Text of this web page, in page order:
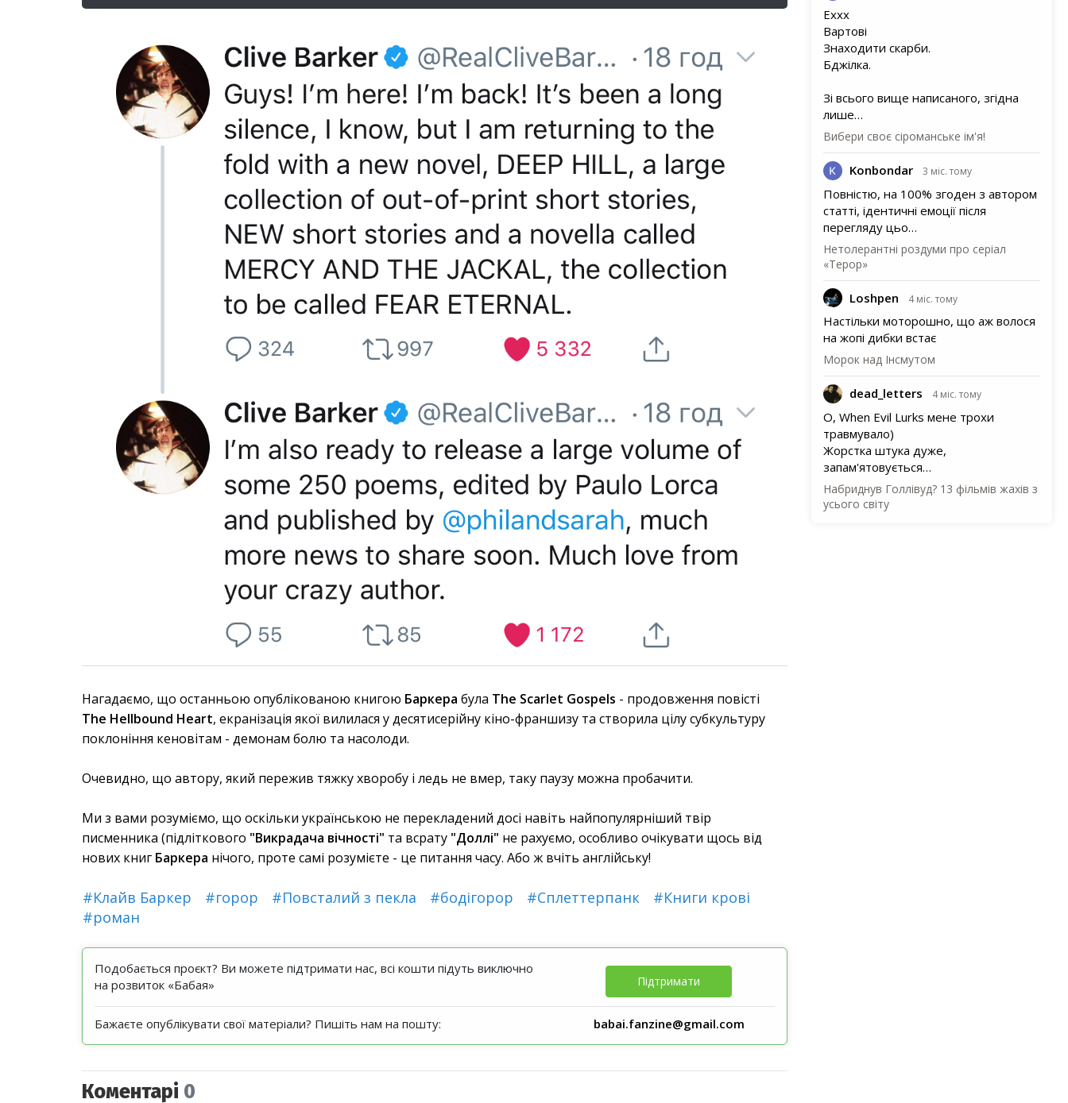
Нагадаємо, що останньою опублікованою книгою Баркера була The Scarlet Gospels - продовження повісті
The Hellbound Heart, екранізація якої вилилася у десятисерійну кіно-франшизу та створила цілу субкультуру
поклоніння кеновітам - демонам болю та насолоди.
Очевидно, що автору, який пережив тяжку хворобу і ледь не вмер, таку паузу можна пробачити.
Ми з вами розуміємо, що оскільки українською не перекладений досі навіть найпопулярніший твір
писменника (підліткового "Викрадача вічності" та всрату "Доллі" не рахуємо, особливо очікувати щось від
нових книг Баркера нічого, проте самі розумієте - це питання часу. Або ж вчіть англійську!
#Клайв Баркер #горор #Повсталий з пекла #бодігорор #Сплеттерпанк
#Книги крові
#роман
Подобається проєкт? Ви можете підтримати нас, всі кошти підуть виключно
на розвиток «Бабая»
Підтримати
Бажаєте опублікувати свої матеріали? Пишіть нам на пошту: babai.fanzine@gmail.com
Коментарі 0
Еххх
Вартові
Знаходити скарби.
Бджілка.
Зі всього вище написаного, згідна
лише…
Вибери своє сіроманське ім'я!
Konbondar 3 міс. тому
Повністю, на 100% згоден з автором
статті, ідентичні емоції після
перегляду цьо…
Нетолерантні роздуми про серіал
«Терор»
Loshpen 4 міс. тому
Настільки моторошно, що аж волося
на жопі дибки встає
Морок над Інсмутом
dead_letters 4 міс. тому
О, When Evil Lurks мене трохи
травмувало)
Жорстка штука дуже,
запам'ятовується…
Набриднув Голлівуд? 13 фільмів жахів з
усього світу